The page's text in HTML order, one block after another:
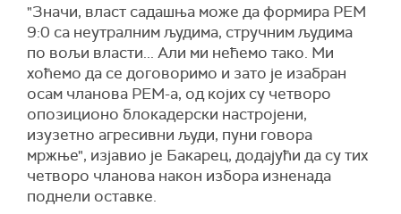
"Значи, власт садашња може да формира РЕМ
9:0 са неутралним људима, стручним људима
по вољи власти... Али ми нећемо тако. Ми
хоћемо да се договоримо и зато је изабран
осам чланова РЕМ-а, од којих су четворо
опозиционо блокадерски настројени,
изузетно агресивни људи, пуни говора
мржње", изјавио је Бакарец, додајући да су тих
четворо чланова након избора изненада
поднели оставке.